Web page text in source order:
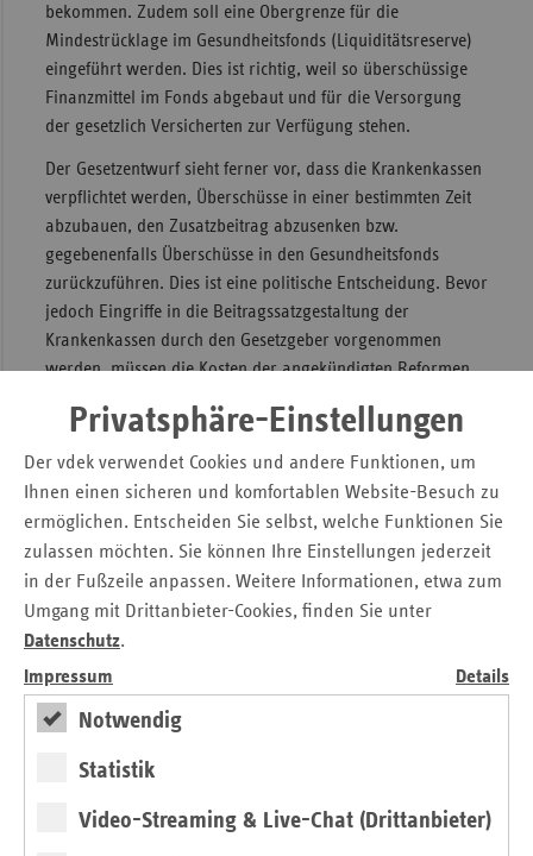
Privatsphäre-Einstellungen
Der vdek verwendet Cookies und andere Funktionen, um
Ihnen einen sicheren und komfortablen Website-Besuch zu
ermöglichen. Entscheiden Sie selbst, welche Funktionen Sie
zulassen möchten. Sie können Ihre Einstellungen jederzeit
in der Fußzeile anpassen. Weitere Informationen, etwa zum
Umgang mit Drittanbieter-Cookies, finden Sie unter
Datenschutz.
Impressum
Details
Notwendig
Statistik
Video-Streaming & Live-Chat (Drittanbieter)
bekommen. Zudem soll eine Obergrenze für die
Mindestrücklage im Gesundheitsfonds (Liquiditätsreserve)
eingeführt werden. Dies ist richtig, weil so überschüssige
Finanzmittel im Fonds abgebaut und für die Versorgung
der gesetzlich Versicherten zur Verfügung stehen.
Der Gesetzentwurf sieht ferner vor, dass die Krankenkassen
verpflichtet werden, Überschüsse in einer bestimmten Zeit
abzubauen, den Zusatzbeitrag abzusenken bzw.
gegebenenfalls Überschüsse in den Gesundheitsfonds
zurückzuführen. Dies ist eine politische Entscheidung. Bevor
jedoch Eingriffe in die Beitragssatzgestaltung der
Krankenkassen durch den Gesetzgeber vorgenommen
werden, müssen die Kosten der angekündigten Reformen
werden. Etwaige Eingriffe müssen zwingend flankiert
werden mit einer zeitgleichen Reform des Morbi-RSA.
Ansonsten werden sich die bestehenden
Wettbewerbsverzerrungen bei den Krankenkassen weiter
verschärfen.“
Pressemitteilung zum Download
GKV-VEG: vdek zum Referentenentwurf eines „GKV-
Versichertenentlastungsgesetzes“
Kontakt
Michaela Gottfried